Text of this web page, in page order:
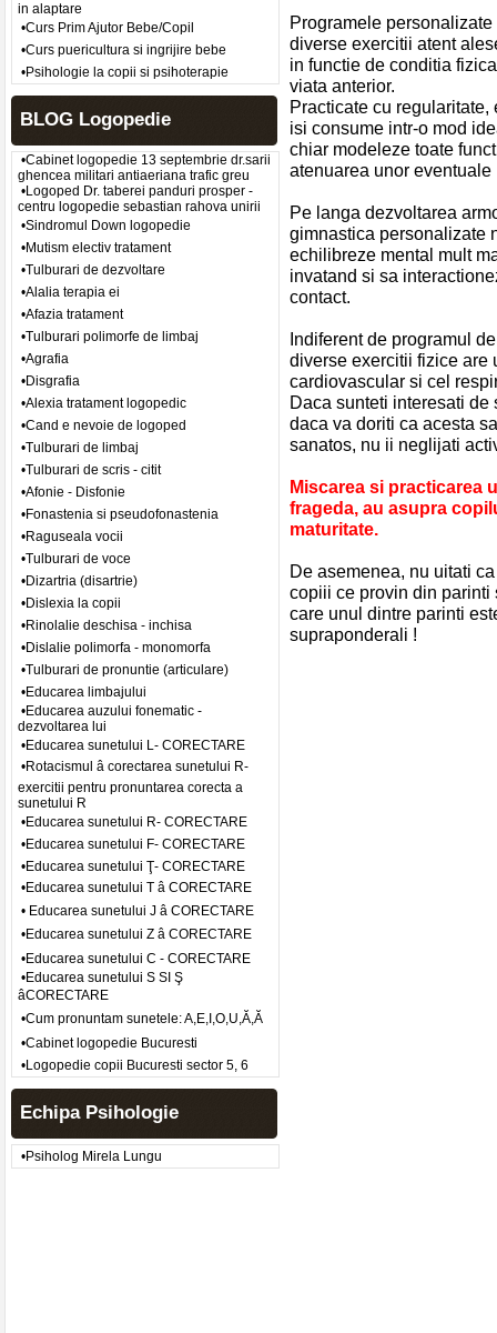
in alaptare
•Curs Prim Ajutor Bebe/Copil
•Curs puericultura si ingrijire bebe
•Psihologie la copii si psihoterapie
BLOG Logopedie
•Cabinet logopedie 13 septembrie dr.sarii
ghencea militari antiaeriana trafic greu
•Logoped Dr. taberei panduri prosper -
centru logopedie sebastian rahova unirii
•Sindromul Down logopedie
•Mutism electiv tratament
•Tulburari de dezvoltare
•Alalia terapia ei
•Afazia tratament
•Tulburari polimorfe de limbaj
•Agrafia
•Disgrafia
•Alexia tratament logopedic
•Cand e nevoie de logoped
•Tulburari de limbaj
•Tulburari de scris - citit
•Afonie - Disfonie
•Fonastenia si pseudofonastenia
•Raguseala vocii
•Tulburari de voce
•Dizartria (disartrie)
•Dislexia la copii
•Rinolalie deschisa - inchisa
•Dislalie polimorfa - monomorfa
•Tulburari de pronuntie (articulare)
•Educarea limbajului
•Educarea auzului fonematic -
dezvoltarea lui
•Educarea sunetului L- CORECTARE
•Rotacismul â corectarea sunetului R-
exercitii pentru pronuntarea corecta a
sunetului R
•Educarea sunetului R- CORECTARE
•Educarea sunetului F- CORECTARE
•Educarea sunetului Ţ- CORECTARE
•Educarea sunetului T â CORECTARE
• Educarea sunetului J â CORECTARE
•Educarea sunetului Z â CORECTARE
•Educarea sunetului C - CORECTARE
•Educarea sunetului S SI Ş
âCORECTARE
•Cum pronuntam sunetele: A,E,I,O,U,Ă,Ă
•Cabinet logopedie Bucuresti
•Logopedie copii Bucuresti sector 5, 6
Echipa Psihologie
•Psiholog Mirela Lungu
Programele
diverse exercitii atent
in functie de conditia
viata anterior.
Practicate cu
isi consume intr-o mod
chiar modeleze toate
atenuarea unor
Pe langa dezvoltarea
gimnastica personalizate
echilibreze mental mult
invatand si sa
contact.
Indiferent de programul
diverse exercitii fizice are
cardiovascular si cel
Daca sunteti interesati
daca va doriti ca acesta
sanatos, nu ii neglijati
Miscarea si practicarea
frageda, au asupra
maturitate.
De asemenea, nu uitati
copiii ce provin din
care unul dintre parinti
supraponderali !